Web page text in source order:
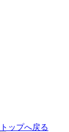
トップへ戻る